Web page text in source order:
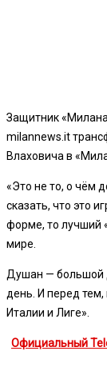
Защитник
milannews.it
Влаховича в
«Это не то, о чём
сказать, что это
форме, то лучший
мире.
Душан — большой
день. И перед
Италии и Лиге».
Официальный